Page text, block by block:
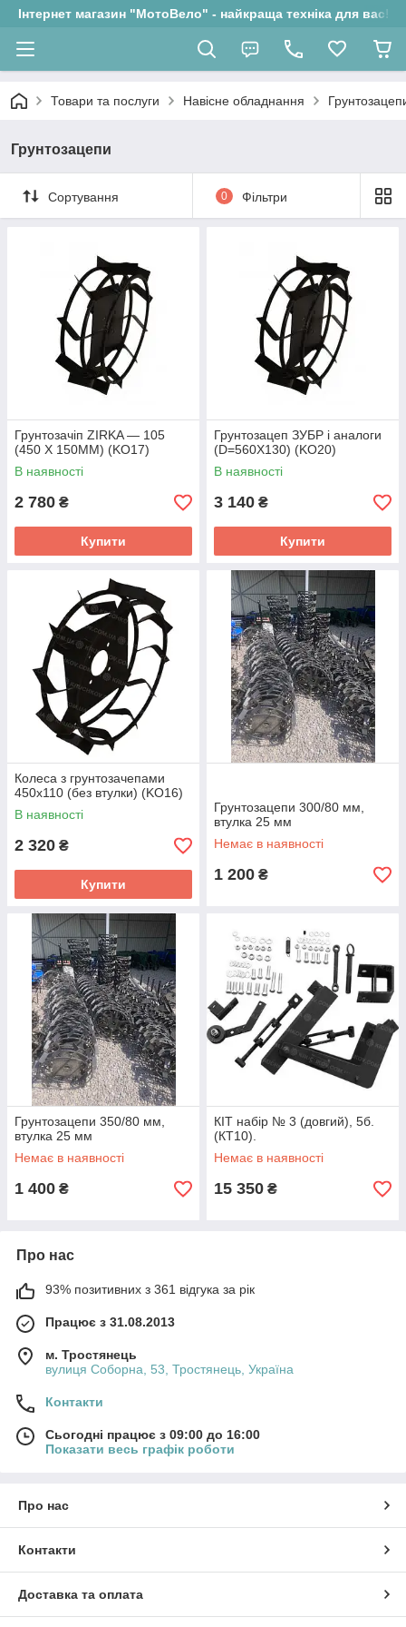
Інтернет магазин "МотоВело" - найкраща техніка для вас!
Товари та послуги Навісне обладнання
Грунтозацепи
Сортування 0 Фільтри
Грунтозачіп ZIRKA — 105
(450 X 150ММ) (KO17)
В наявності
2 780 ₴
Купити
Грунтозацеп ЗУБР і аналоги
(D=560X130) (KO20)
В наявності
3 140 ₴
Купити
Колеса з грунтозачепами
450х110 (без втулки) (KO16)
В наявності
2 320 ₴
Купити
Грунтозацепи 300/80 мм,
втулка 25 мм
Немає в наявності
1 200 ₴
Грунтозацепи 350/80 мм,
втулка 25 мм
Немає в наявності
1 400 ₴
КІТ набір № 3 (довгий), 5б.
(КТ10).
Немає в наявності
15 350 ₴
Про нас
93% позитивних з 361 відгука за рік
Працює з 31.08.2013
м. Тростянець
вулиця Соборна, 53, Тростянець, Україна
Контакти
Сьогодні працює з 09:00 до 16:00
Показати весь графік роботи
Про нас
Контакти
Доставка та оплата